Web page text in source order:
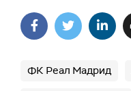
ФК Реал Мадрид